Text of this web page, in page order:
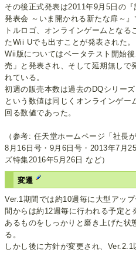
その後正式発表は2011年9月5日の
発表会 ～いま開かれる新たな扉～
トルロゴ、オンラインゲームとな
たWii Uでも出すことが発表された。
Wii版についてはベータテスト開始
売」と発表され、そして延期無しで
れている。
初週の販売本数は過去のDQシリー
という数値は同じくオンラインゲ
回る数値であった。
（参考: 任天堂ホームページ「社長
8月16日号・9月6日号・2013年7月
ズ特集2016年5月26日 など）
変遷
Ver.1期間では約10週毎に大型アッ
間からは約12週毎に行われる予定
あるものをしっかりと磨き上げた状
る。
しかし後に方針が変更され、